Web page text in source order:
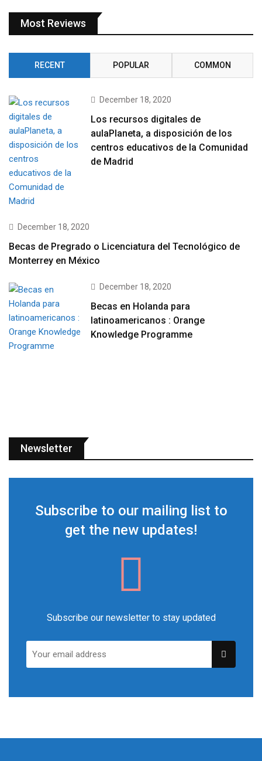
Most Reviews
RECENT POPULAR COMMON
December 18, 2020
Los recursos digitales de
aulaPlaneta, a disposición de los
centros educativos de la Comunidad
de Madrid
December 18, 2020
Becas de Pregrado o Licenciatura del Tecnológico de
Monterrey en México
December 18, 2020
Becas en Holanda para
latinoamericanos : Orange
Knowledge Programme
Newsletter
Subscribe to our mailing list to
get the new updates!
Subscribe our newsletter to stay updated